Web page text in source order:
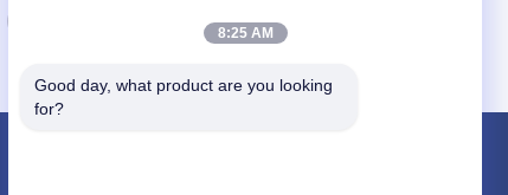
8:25 AM
Good day, what product are you looking
for?